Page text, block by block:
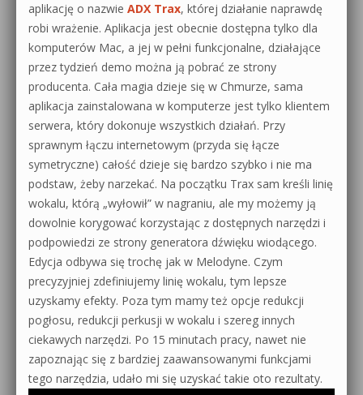
aplikację o nazwie ADX Trax, której działanie naprawdę
robi wrażenie. Aplikacja jest obecnie dostępna tylko dla
komputerów Mac, a jej w pełni funkcjonalne, działające
przez tydzień demo można ją pobrać ze strony
producenta. Cała magia dzieje się w Chmurze, sama
aplikacja zainstalowana w komputerze jest tylko klientem
serwera, który dokonuje wszystkich działań. Przy
sprawnym łączu internetowym (przyda się łącze
symetryczne) całość dzieje się bardzo szybko i nie ma
podstaw, żeby narzekać. Na początku Trax sam kreśli linię
wokalu, którą „wyłowił” w nagraniu, ale my możemy ją
dowolnie korygować korzystając z dostępnych narzędzi i
podpowiedzi ze strony generatora dźwięku wiodącego.
Edycja odbywa się trochę jak w Melodyne. Czym
precyzyjniej zdefiniujemy linię wokalu, tym lepsze
uzyskamy efekty. Poza tym mamy też opcje redukcji
pogłosu, redukcji perkusji w wokalu i szereg innych
ciekawych narzędzi. Po 15 minutach pracy, nawet nie
zapoznając się z bardziej zaawansowanymi funkcjami
tego narzędzia, udało mi się uzyskać takie oto rezultaty.